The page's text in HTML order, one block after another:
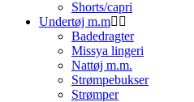
Shorts/capri
Undertøj m.m
Badedragter
Missya lingeri
Nattøj m.m.
Strømpebukser
Strømper